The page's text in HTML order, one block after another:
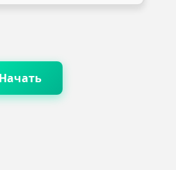
Начать